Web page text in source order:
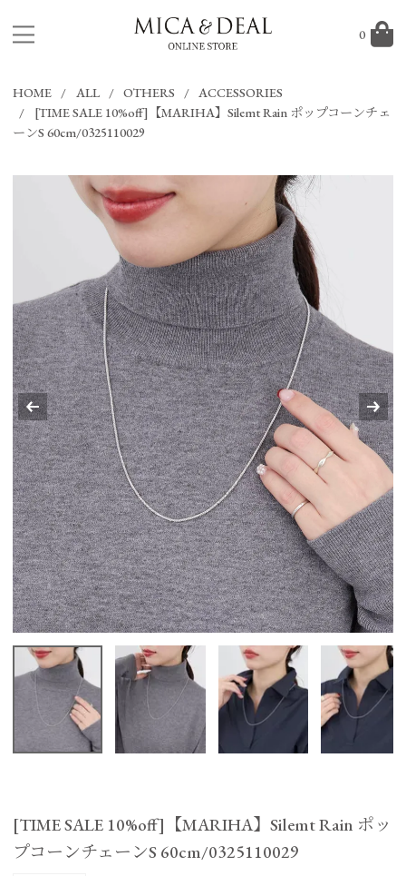
0
HOME ALL OTHERS
ACCESSORIES
[TIME SALE 10%off]【MARIHA】Silemt Rain ポップコーンチェ
ーンS 60cm/0325110029
[TIME SALE 10%off]【MARIHA】Silemt Rain ポッ
プコーンチェーンS 60cm/0325110029